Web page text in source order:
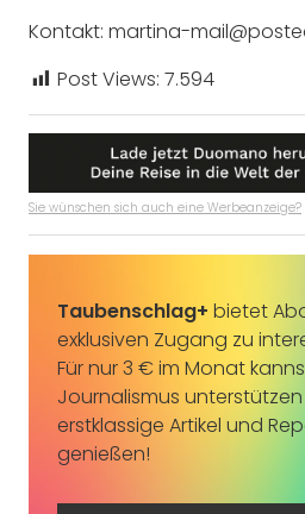
Kontakt: martina-
Post Views: 7.594
Sie wünschen sich auch eine Werbeanzeige?
Taubenschlag+ bietet
exklusiven Zugang zu
Für nur 3 € im Monat
Journalismus
erstklassige Artikel und
genießen!